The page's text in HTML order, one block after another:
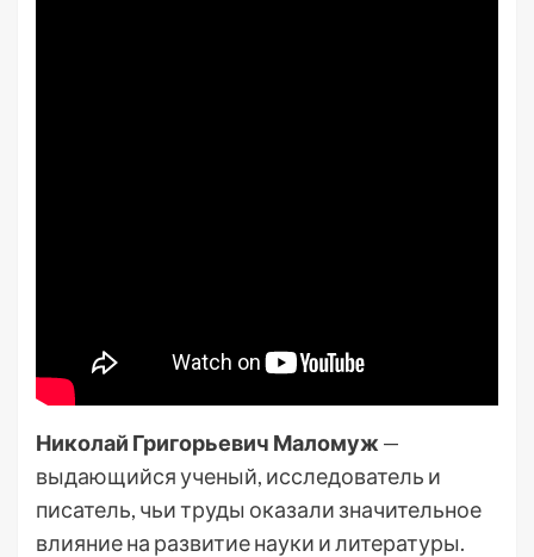
Николай Григорьевич Маломуж —
выдающийся ученый, исследователь и
писатель, чьи труды оказали значительное
влияние на развитие науки и литературы.